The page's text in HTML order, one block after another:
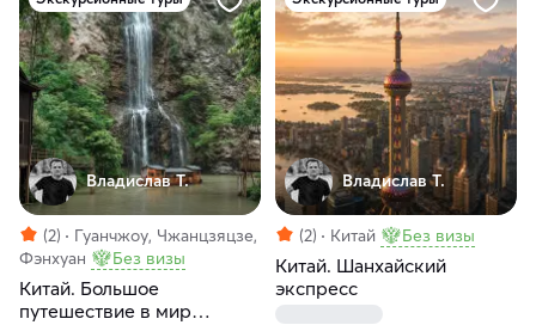
Владислав Т.
(2)
Гуанчжоу, Чжанцзяцзе,
Фэнхуан
Без визы
Китай. Большое
путешествие в мир
Владислав Т.
(2) Китай Без визы
Китай. Шанхайский
экспресс